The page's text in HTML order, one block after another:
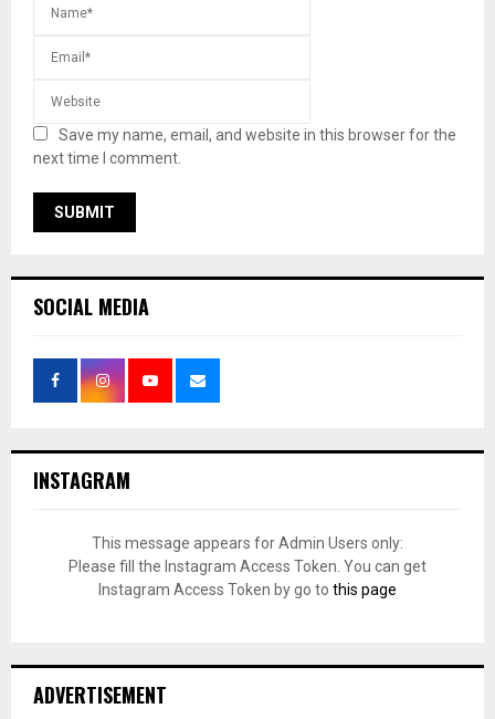
Save my name, email, and website in this browser for the
next time I comment.
SOCIAL MEDIA
INSTAGRAM
This message appears for Admin Users only:
Please fill the Instagram Access Token. You can get
Instagram Access Token by go to this page
ADVERTISEMENT